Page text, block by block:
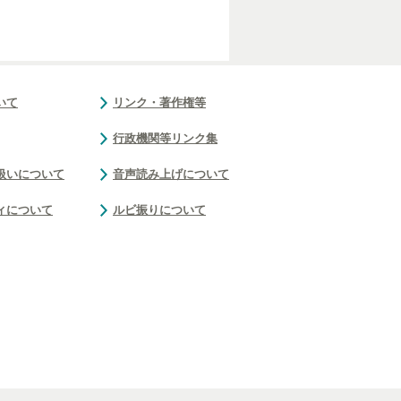
て
いについて
について
リンク・著作権等
行政機関等リンク集
音声読み上げについて
ルビ振りについて